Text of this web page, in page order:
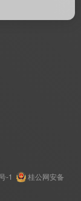
-1
桂公网安备